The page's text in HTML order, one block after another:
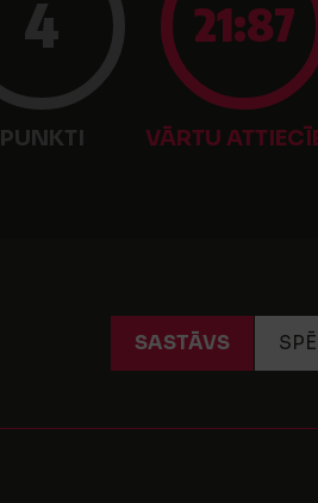
4
PUNKTI
21:87
VĀRTU
SASTĀVS